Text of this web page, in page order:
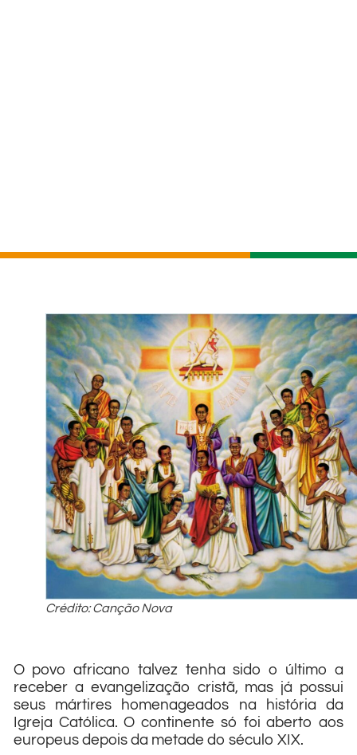
Crédito: Canção Nova
O povo africano talvez tenha sido o último a
receber a evangelização cristã, mas já possui
seus mártires homenageados na história da
Igreja Católica. O continente só foi aberto aos
europeus depois da metade do século XIX.